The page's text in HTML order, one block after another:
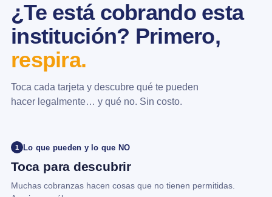
¿Te está cobrando esta
institución? Primero,
respira.
Toca cada tarjeta y descubre qué te pueden
hacer legalmente… y qué no. Sin costo.
1 Lo que pueden y lo que NO
Toca para descubrir
Muchas cobranzas hacen cosas que no tienen permitidas.